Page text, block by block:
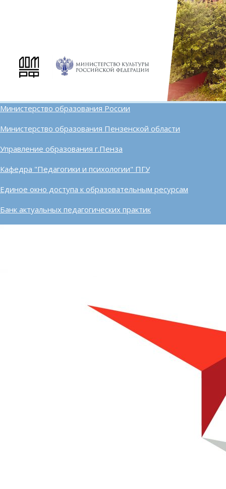
Министерство образования России
Министерство образования Пензенской области
Управление образования г.Пенза
Кафедра "Педагогики и психологии" ПГУ
Единое окно доступа к образовательным ресурсам
Банк актуальных педагогических практик